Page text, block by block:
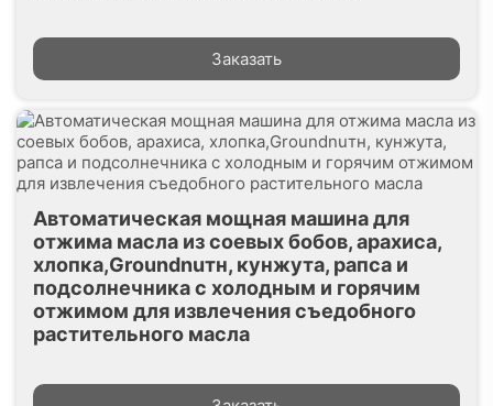
Заказать
Автоматическая мощная машина для
отжима масла из соевых бобов, арахиса,
хлопка,Groundnuтн, кунжута, рапса и
подсолнечника с холодным и горячим
отжимом для извлечения съедобного
растительного масла